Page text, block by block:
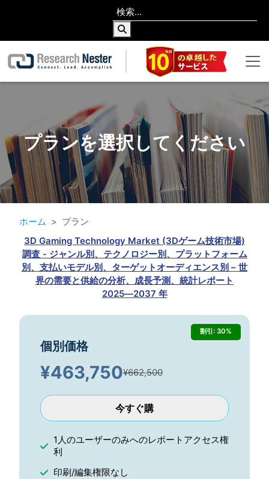
プランを選択してください
ホーム
プラン
3D Gaming Technology Market (3Dゲーム技術市場)
調査 - ジャンル別、テクノロジー別、プラットフォーム
別、支払いモデル別、ターゲットオーディエンス別 – 世
界の需要と供給の分析、成長予測、統計レポート
2025―2037 年
割引: 30%
個別価格
¥463,750¥662,500
今すぐ購
1人のユーザーのみへのレポートアクセス権
利
印刷/編集権限なし